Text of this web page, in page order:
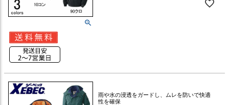
雨や水の浸透をガードし、ムレを防いで快適
性を確保